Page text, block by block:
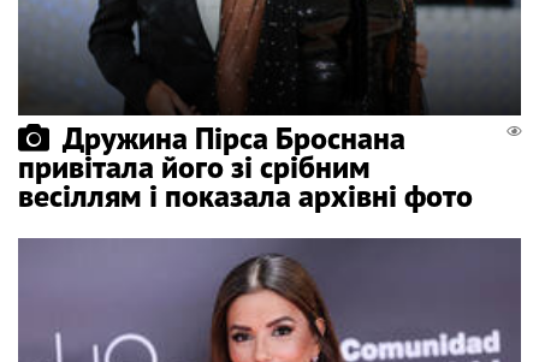
Дружина Пірса Броснана
привітала його зі срібним
весіллям і показала архівні фото